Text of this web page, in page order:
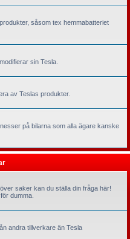
såsom tex hemmabatteriet
sin Tesla.
av Teslas produkter.
på bilarna som alla ägare kanske
saker kan du ställa din fråga här!
dumma.
andra tillverkare än Tesla